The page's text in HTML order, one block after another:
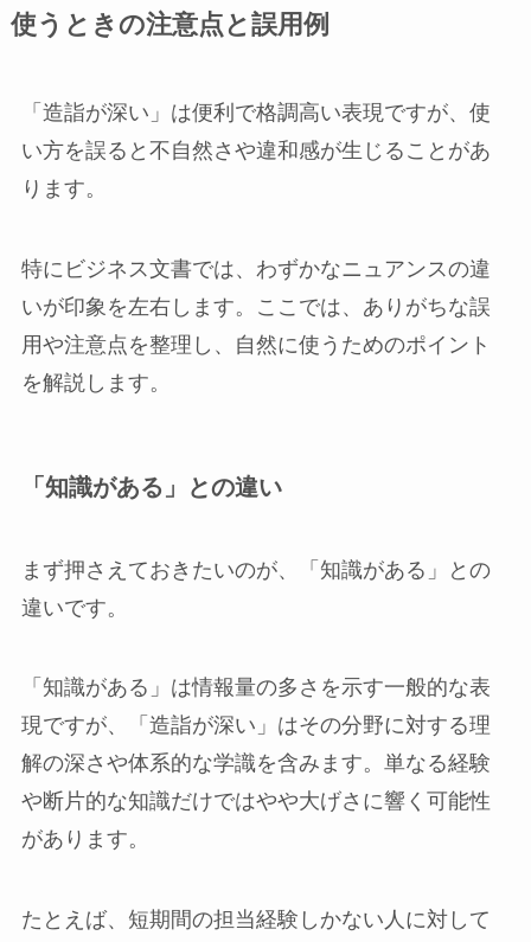
使うときの注意点と誤用例
「造詣が深い」は便利で格調高い表現ですが、使
い方を誤ると不自然さや違和感が生じることがあ
ります。
特にビジネス文書では、わずかなニュアンスの違
いが印象を左右します。ここでは、ありがちな誤
用や注意点を整理し、自然に使うためのポイント
を解説します。
「知識がある」との違い
まず押さえておきたいのが、「知識がある」との
違いです。
「知識がある」は情報量の多さを示す一般的な表
現ですが、「造詣が深い」はその分野に対する理
解の深さや体系的な学識を含みます。単なる経験
や断片的な知識だけではやや大げさに響く可能性
があります。
たとえば、短期間の担当経験しかない人に対して